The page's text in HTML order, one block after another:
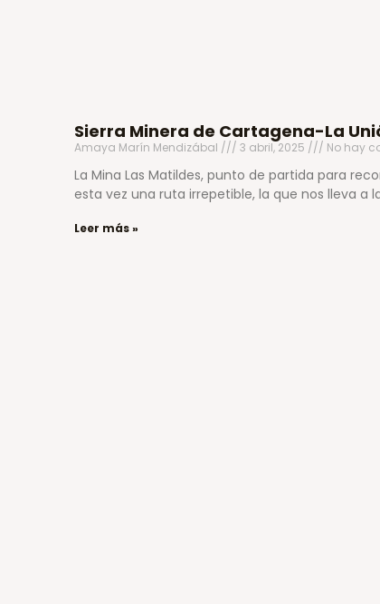
Sierra Minera de Cartagena-La
Amaya Marín Mendizábal 3 abril, 2025 No hay
La Mina Las Matildes, punto de partida para
esta vez una ruta irrepetible, la que nos lleva a
Leer más »